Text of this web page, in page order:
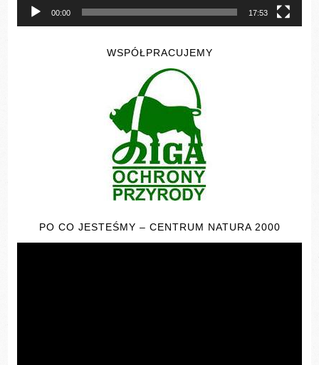
00:00 17:53
WSPÓŁPRACUJEMY
PO CO JESTEŚMY – CENTRUM NATURA 2000